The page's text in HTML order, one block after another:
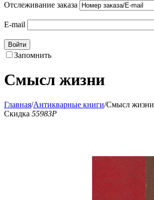
Отслеживание заказа
E-mail
Войти
Запомнить
Смысл жизни
Главная/Антикварные книги/Смысл жизни
Скидка 55983Р